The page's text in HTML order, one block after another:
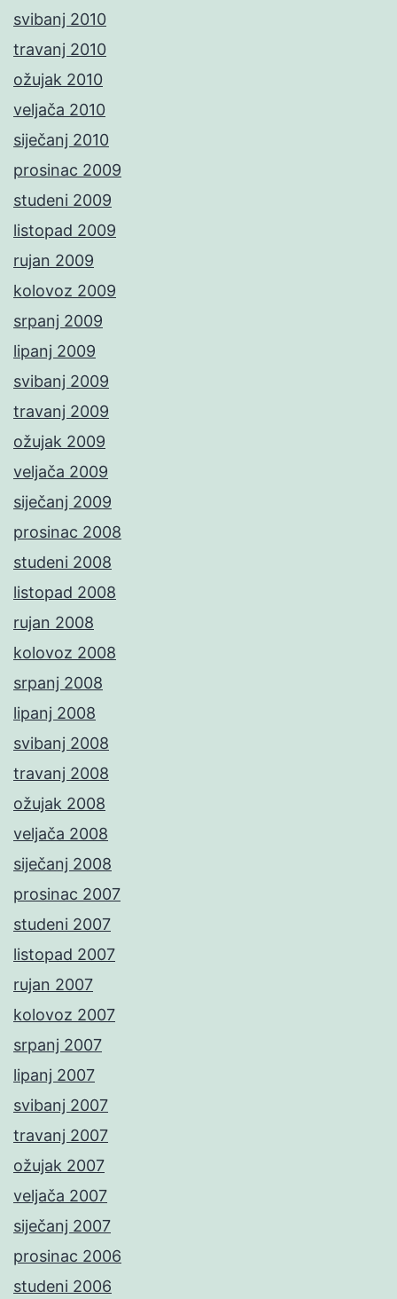
svibanj 2010
travanj 2010
ožujak 2010
veljača 2010
siječanj 2010
prosinac 2009
studeni 2009
listopad 2009
rujan 2009
kolovoz 2009
srpanj 2009
lipanj 2009
svibanj 2009
travanj 2009
ožujak 2009
veljača 2009
siječanj 2009
prosinac 2008
studeni 2008
listopad 2008
rujan 2008
kolovoz 2008
srpanj 2008
lipanj 2008
svibanj 2008
travanj 2008
ožujak 2008
veljača 2008
siječanj 2008
prosinac 2007
studeni 2007
listopad 2007
rujan 2007
kolovoz 2007
srpanj 2007
lipanj 2007
svibanj 2007
travanj 2007
ožujak 2007
veljača 2007
siječanj 2007
prosinac 2006
studeni 2006